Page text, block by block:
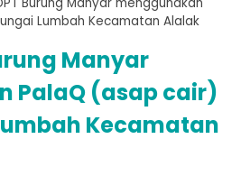
Lumbah Kecamatan Alalak
Manyar
PalaQ (asap cair)
Kecamatan